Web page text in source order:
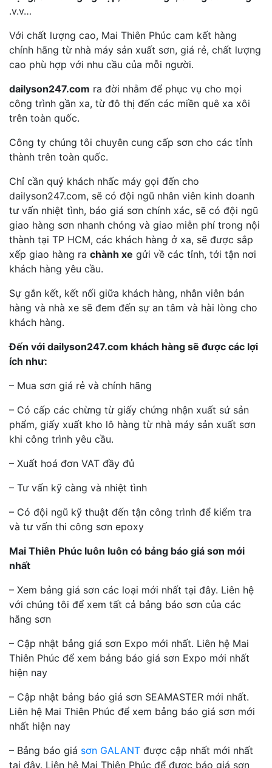
.v.v…
Với chất lượng cao, Mai Thiên Phúc cam kết hàng
chính hãng từ nhà máy sản xuất sơn, giá rẻ, chất lượng
cao phù hợp với nhu cầu của mỗi người.
dailyson247.com ra đời nhằm để phục vụ cho mọi
công trình gần xa, từ đô thị đến các miền quê xa xôi
trên toàn quốc.
Công ty chúng tôi chuyên cung cấp sơn cho các tỉnh
thành trên toàn quốc.
Chỉ cần quý khách nhấc máy gọi đến cho
dailyson247.com, sẽ có đội ngũ nhân viên kinh doanh
tư vấn nhiệt tình, báo giá sơn chính xác, sẽ có đội ngũ
giao hàng sơn nhanh chóng và giao miễn phí trong nội
thành tại TP HCM, các khách hàng ở xa, sẽ được sắp
xếp giao hàng ra chành xe gửi về các tỉnh, tới tận nơi
khách hàng yêu cầu.
Sự gắn kết, kết nối giữa khách hàng, nhân viên bán
hàng và nhà xe sẽ đem đến sự an tâm và hài lòng cho
khách hàng.
Đến với dailyson247.com khách hàng sẽ được các lợi
ích như:
– Mua sơn giá rẻ và chính hãng
– Có cấp các chừng từ giấy chứng nhận xuất sứ sản
phẩm, giấy xuất kho lô hàng từ nhà máy sản xuất sơn
khi công trình yêu cầu.
– Xuất hoá đơn VAT đầy đủ
– Tư vấn kỹ càng và nhiệt tình
– Có đội ngũ kỹ thuật đến tận công trình để kiểm tra
và tư vấn thi công sơn epoxy
Mai Thiên Phúc luôn luôn có bảng báo giá sơn mới
nhất
– Xem bảng giá sơn các loại mới nhất tại đây. Liên hệ
với chúng tôi để xem tất cả bảng báo sơn của các
hãng sơn
– Cập nhật bảng giá sơn Expo mới nhất. Liên hệ Mai
Thiên Phúc để xem bảng báo giá sơn Expo mới nhất
hiện nay
– Cập nhật bảng báo giá sơn SEAMASTER mới nhất.
Liên hệ Mai Thiên Phúc để xem bảng báo giá sơn mới
nhất hiện nay
– Bảng báo giá sơn GALANT được cập nhất mới nhất
tại đây. Liên hệ Mai Thiên Phúc để được báo giá sơn